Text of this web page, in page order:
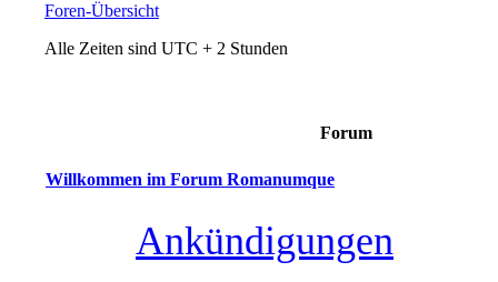
Foren-Übersicht
Alle Zeiten sind UTC + 2 Stunden
Forum
Willkommen im Forum Romanumque
Ankündigungen